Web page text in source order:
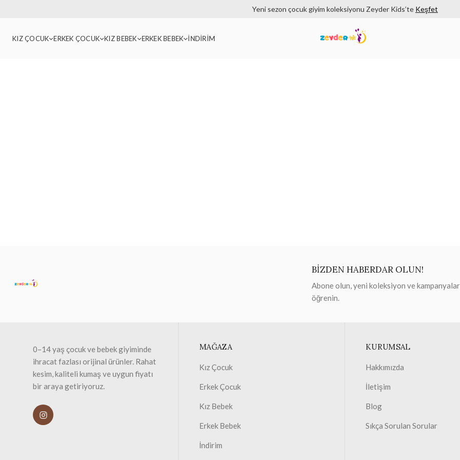
Yeni sezon çocuk giyim koleksiyonu Zeyder Kids’te Keşfet
KIZ ÇOCUK ERKEK ÇOCUK KIZ BEBEK ERKEK BEBEK İNDİRİM
BİZDEN HABERDAR OLUN!
Abone olun, yeni koleksiyon ve
öğrenin.
0–14 yaş çocuk ve bebek giyiminde
ihracat fazlası orijinal ürünler. Rahat
kesim, kaliteli kumaş ve uygun fiyatı
bir araya getiriyoruz.
MAĞAZA
Kız Çocuk
Erkek Çocuk
Kız Bebek
Erkek Bebek
İndirim
KURUMSAL
Hakkımızda
İletişim
Blog
Sıkça Sorulan Sorular